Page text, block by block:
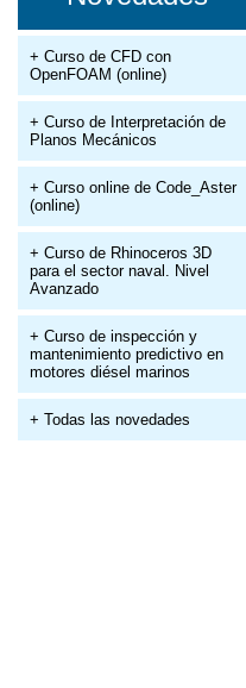
+ Curso de CFD con
OpenFOAM (online)
+ Curso de Interpretación de
Planos Mecánicos
+ Curso online de Code_Aster
(online)
+ Curso de Rhinoceros 3D
para el sector naval. Nivel
Avanzado
+ Curso de inspección y
mantenimiento predictivo en
motores diésel marinos
+ Todas las novedades